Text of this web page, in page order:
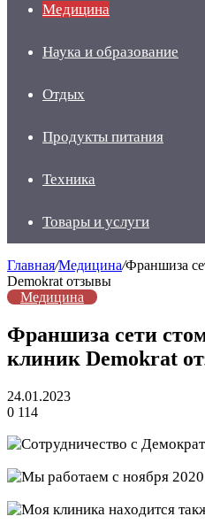
Медицина
Наука и образование
Отдых
Продукты питания
Техника
Товары и услуги
Главная/Медицина/Франшиза
Demokrat отзывы
Медицина
Франшиза сети
клиник Demokrat
24.01.2023
0 114